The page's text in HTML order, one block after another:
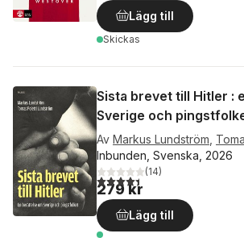
Lägg till
Skickas
Sista brevet till Hitler :
Sverige och
Av Markus Lundström,
Inbunden, Svenska, 2026
4,4utav 5 stjärnor. Totalt
(14)
279 kr
Lägg till